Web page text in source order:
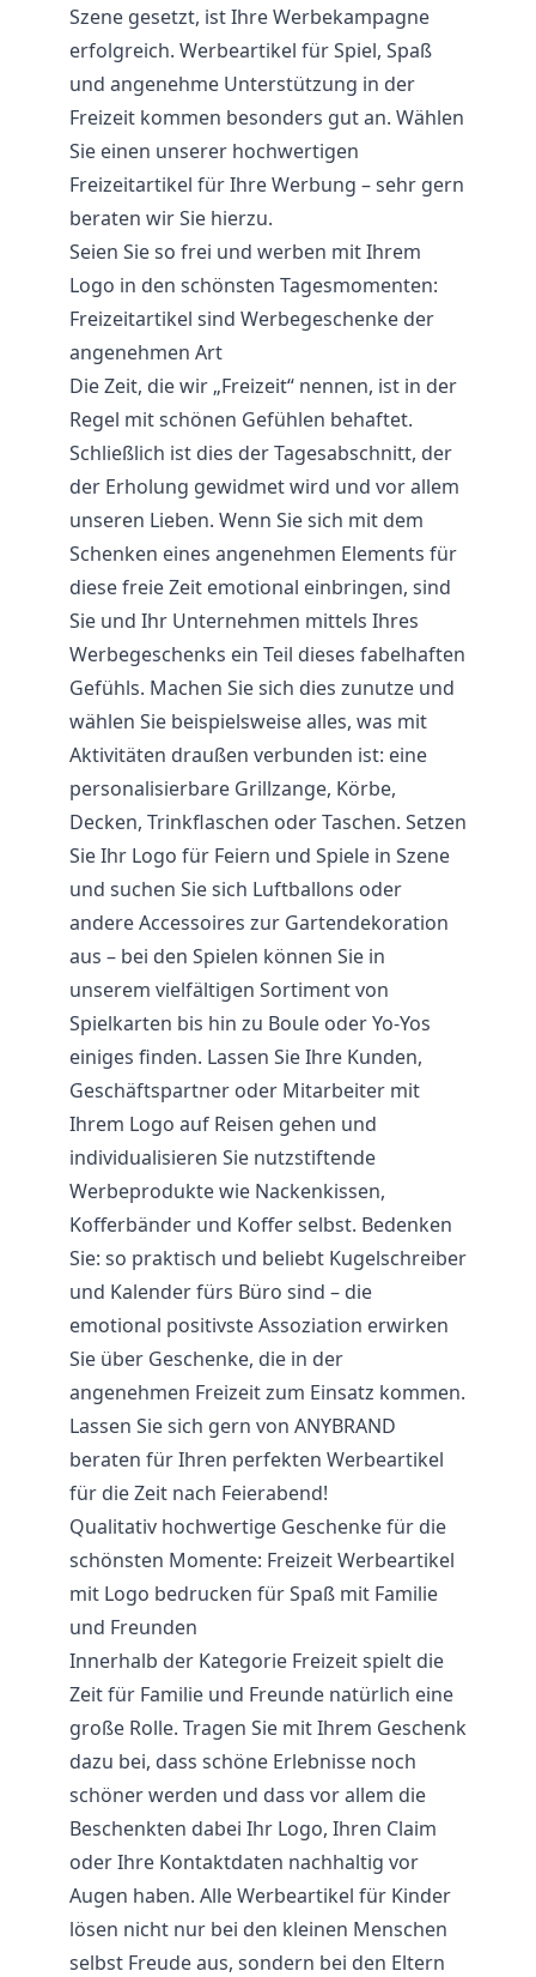
Szene gesetzt, ist Ihre Werbekampagne
erfolgreich. Werbeartikel für Spiel, Spaß
und angenehme Unterstützung in der
Freizeit kommen besonders gut an. Wählen
Sie einen unserer hochwertigen
Freizeitartikel für Ihre Werbung – sehr gern
beraten wir Sie hierzu.
Seien Sie so frei und werben mit Ihrem
Logo in den schönsten Tagesmomenten:
Freizeitartikel sind Werbegeschenke der
angenehmen Art
Die Zeit, die wir „Freizeit“ nennen, ist in der
Regel mit schönen Gefühlen behaftet.
Schließlich ist dies der Tagesabschnitt, der
der Erholung gewidmet wird und vor allem
unseren Lieben. Wenn Sie sich mit dem
Schenken eines angenehmen Elements für
diese freie Zeit emotional einbringen, sind
Sie und Ihr Unternehmen mittels Ihres
Werbegeschenks ein Teil dieses fabelhaften
Gefühls. Machen Sie sich dies zunutze und
wählen Sie beispielsweise alles, was mit
Aktivitäten draußen verbunden ist: eine
personalisierbare Grillzange, Körbe,
Decken, Trinkflaschen oder Taschen. Setzen
Sie Ihr Logo für Feiern und Spiele in Szene
und suchen Sie sich Luftballons oder
andere Accessoires zur Gartendekoration
aus – bei den Spielen können Sie in
unserem vielfältigen Sortiment von
Spielkarten bis hin zu Boule oder Yo-Yos
einiges finden. Lassen Sie Ihre Kunden,
Geschäftspartner oder Mitarbeiter mit
Ihrem Logo auf Reisen gehen und
individualisieren Sie nutzstiftende
Werbeprodukte wie Nackenkissen,
Kofferbänder und Koffer selbst. Bedenken
Sie: so praktisch und beliebt Kugelschreiber
und Kalender fürs Büro sind – die
emotional positivste Assoziation erwirken
Sie über Geschenke, die in der
angenehmen Freizeit zum Einsatz kommen.
Lassen Sie sich gern von ANYBRAND
beraten für Ihren perfekten Werbeartikel
für die Zeit nach Feierabend!
Qualitativ hochwertige Geschenke für die
schönsten Momente: Freizeit Werbeartikel
mit Logo bedrucken für Spaß mit Familie
und Freunden
Innerhalb der Kategorie Freizeit spielt die
Zeit für Familie und Freunde natürlich eine
große Rolle. Tragen Sie mit Ihrem Geschenk
dazu bei, dass schöne Erlebnisse noch
schöner werden und dass vor allem die
Beschenkten dabei Ihr Logo, Ihren Claim
oder Ihre Kontaktdaten nachhaltig vor
Augen haben. Alle Werbeartikel für Kinder
lösen nicht nur bei den kleinen Menschen
selbst Freude aus, sondern bei den Eltern